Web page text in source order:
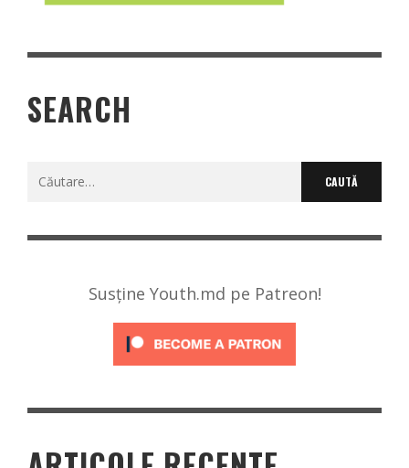
SEARCH
Caută
Susține Youth.md pe Patreon!